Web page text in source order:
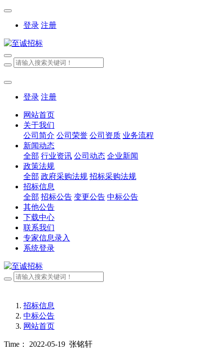
登录 注册
登录 注册
网站首页
关于我们
公司简介 公司荣誉 公司资质 业务流程
新闻动态
全部 行业资讯 公司动态 企业新闻
政策法规
全部 政府采购法规 招标采购法规
招标信息
全部 招标公告 变更公告 中标公告
其他公告
下载中心
联系我们
专家信息录入
系统登录
招标信息
中标公告
网站首页
Time： 2022-05-19 张铭轩